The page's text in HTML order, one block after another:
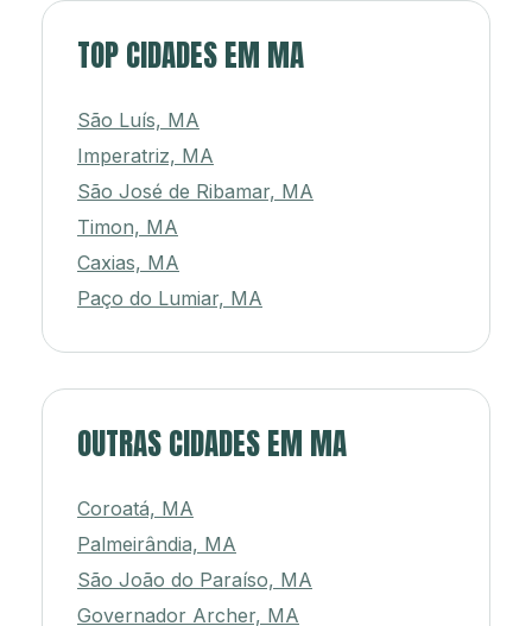
TOP CIDADES EM MA
São Luís, MA
Imperatriz, MA
São José de Ribamar, MA
Timon, MA
Caxias, MA
Paço do Lumiar, MA
OUTRAS CIDADES EM MA
Coroatá, MA
Palmeirândia, MA
São João do Paraíso, MA
Governador Archer, MA